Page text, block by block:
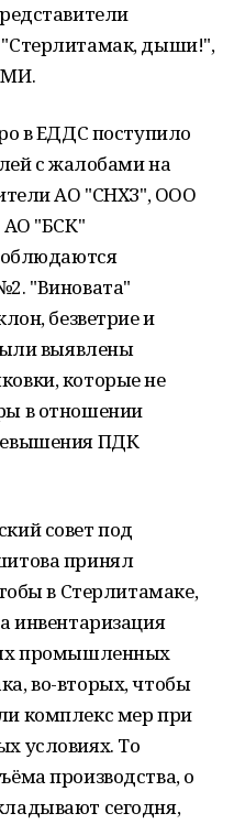
дыши!",
в ЕДДС поступило
с жалобами на
АО "СНХЗ", ООО
АО "БСК"
"Виновата"
безветрие и
выявлены
которые не
в отношении
ПДК
совет под
принял
в Стерлитамаке,
инвентаризация
промышленных
во-вторых, чтобы
комплекс мер при
условиях. То
производства, о
сегодня,